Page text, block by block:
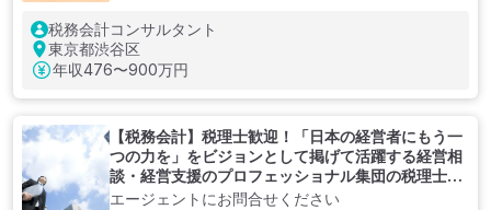
税務会計コンサルタント
東京都渋谷区
年収476〜900万円
【税務会計】税理士歓迎！「日本の経営者にもう一
つの力を」をビジョンとして掲げて活躍する経営相
談・経営支援のプロフェッショナル集団の税理士法
人
エージェントにお問合せください